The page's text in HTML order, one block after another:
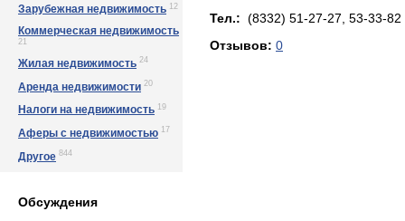
Зарубежная недвижимость 12
Коммерческая недвижимость
21
Жилая недвижимость 24
Аренда недвижимости 20
Налоги на недвижимость 19
Аферы с недвижимостью 17
Другое 844
Обсуждения
Тел.: (8332) 51-27-27, 53-33-82
Отзывов: 0